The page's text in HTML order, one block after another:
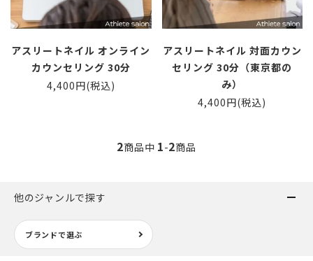
アスリートネイル オンライン
カウンセリング 30分
4,400円(税込)
アスリートネイル 対面カウン
セリング 30分（東京都の
み）
4,400円(税込)
2商品中 1-2商品
他のジャンルで探す
ブランドで選ぶ